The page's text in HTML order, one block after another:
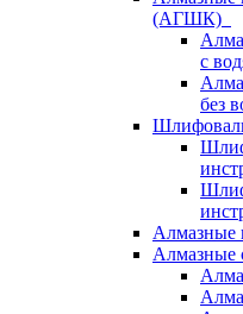
(АГШК)
с
без
Алмазные
Алмазные